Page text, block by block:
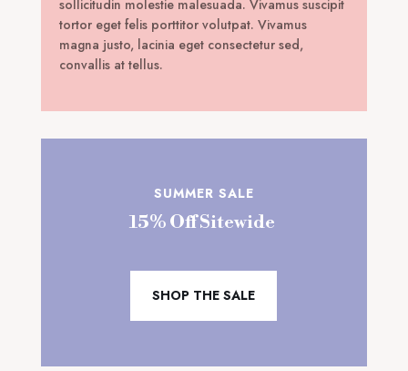
sollicitudin molestie malesuada. Vivamus suscipit
tortor eget felis porttitor volutpat. Vivamus
magna justo, lacinia eget consectetur sed,
convallis at tellus.
SUMMER SALE
15% Off Sitewide
SHOP THE SALE